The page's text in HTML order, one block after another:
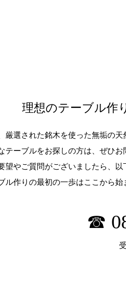
理想のテーブル作
厳選された銘木を使った無垢の
テーブルをお探しの方は、ぜひ
望やご質問がございましたら、
ル作りの最初の一歩はここから始
☎